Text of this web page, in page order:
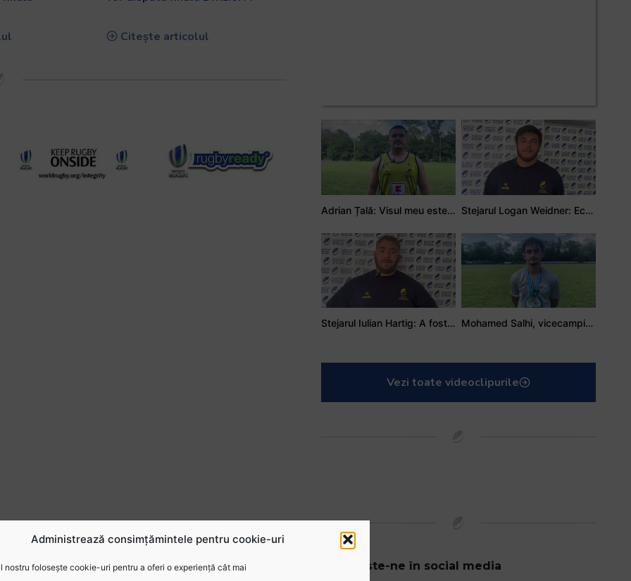
Administrează consimțămintele pentru cookie-uri
nostru folosește cookie-uri pentru a oferi o experiență cât mai
Citește articolul
Adrian Țală: Visul meu este să debutez pentru România Stejarul Logan Weidner: Echipa a muncit mult, iar asta se va vedea în meciurile de la Nations Cup
Stejarul Iulian Hartig: A fost un turneu care a unit mai mult echipa Mohamed Salhi, vicecampion național juniori I: Rugby-ul te învață să accepți și înfrângerile
Vezi toate videoclipurile
Urmărește-ne în social media